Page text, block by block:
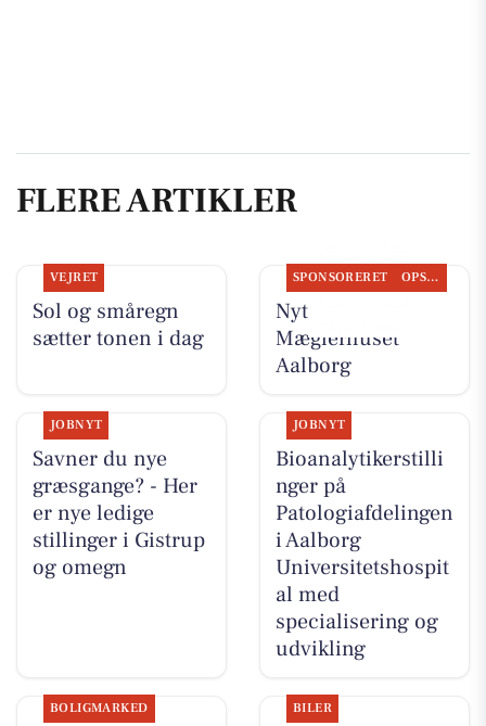
FLERE ARTIKLER
VEJRET
Sol og småregn
sætter tonen i dag
SPONSORERET OPSLAGSTAVLEN
Nyt fra
Mæglerhuset
Aalborg
JOBNYT
Savner du nye
græsgange? - Her
er nye ledige
stillinger i Gistrup
og omegn
JOBNYT
Bioanalytikerstilli
nger på
Patologiafdelingen
i Aalborg
Universitetshospit
al med
specialisering og
udvikling
BOLIGMARKED BILER